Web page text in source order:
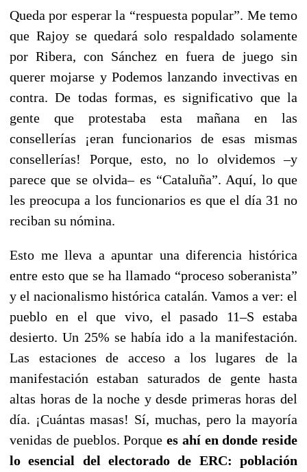
Queda por esperar la “respuesta popular”. Me temo
que Rajoy se quedará solo respaldado solamente
por Ribera, con Sánchez en fuera de juego sin
querer mojarse y Podemos lanzando invectivas en
contra. De todas formas, es significativo que la
gente que protestaba esta mañana en las
consellerías ¡eran funcionarios de esas mismas
consellerías! Porque, esto, no lo olvidemos –y
parece que se olvida– es “Cataluña”. Aquí, lo que
les preocupa a los funcionarios es que el día 31 no
reciban su nómina.
Esto me lleva a apuntar una diferencia histórica
entre esto que se ha llamado “proceso soberanista”
y el nacionalismo histórica catalán. Vamos a ver: el
pueblo en el que vivo, el pasado 11–S estaba
desierto. Un 25% se había ido a la manifestación.
Las estaciones de acceso a los lugares de la
manifestación estaban saturados de gente hasta
altas horas de la noche y desde primeras horas del
día. ¡Cuántas masas! Sí, muchas, pero la mayoría
venidas de pueblos. Porque es ahí en donde reside
lo esencial del electorado de ERC: población